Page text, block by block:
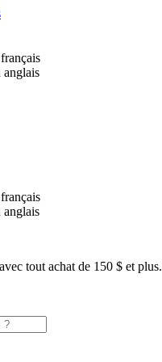
avec tout achat de 150 $ et plus.